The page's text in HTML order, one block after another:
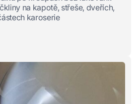
na kapotě, střeše, dveřích,
karoserie